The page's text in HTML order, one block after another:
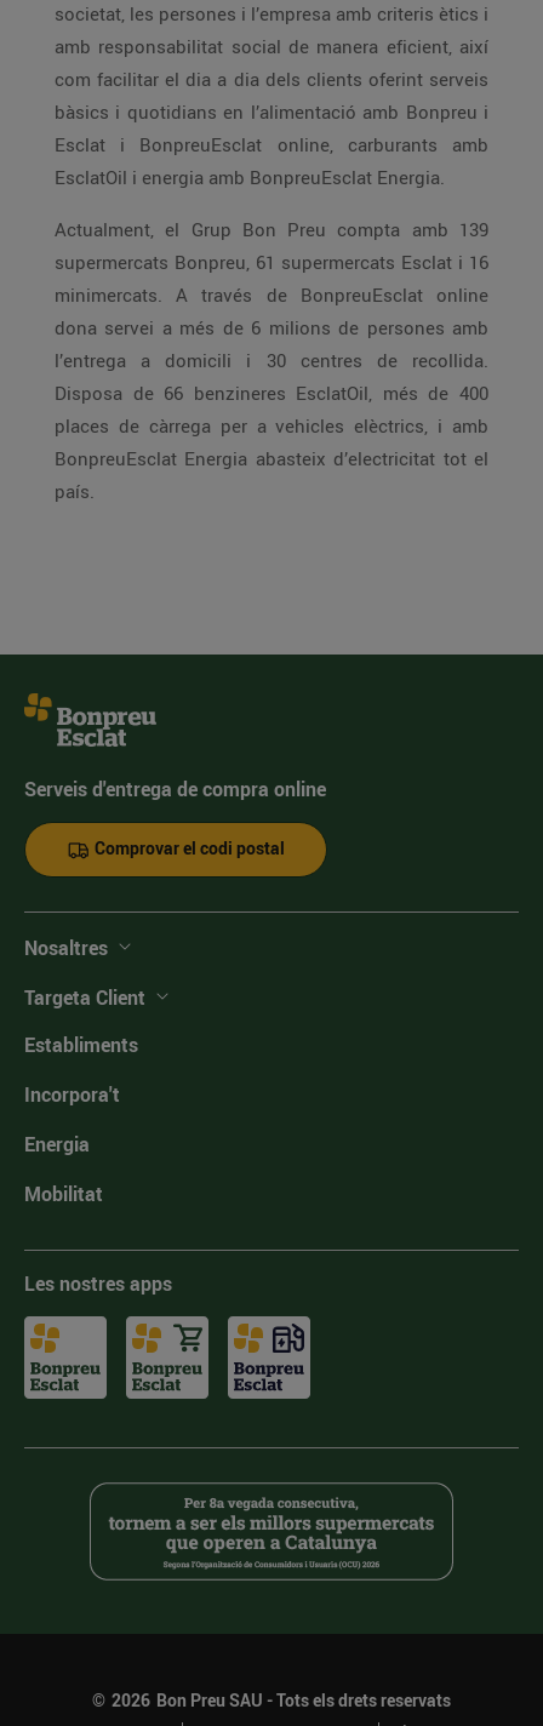
societat, les persones i l’empresa amb criteris ètics i
amb responsabilitat social de manera eficient, així
com facilitar el dia a dia dels clients oferint serveis
bàsics i quotidians en l’alimentació amb Bonpreu i
Esclat i BonpreuEsclat online, carburants amb
EsclatOil i energia amb BonpreuEsclat Energia.
Actualment, el Grup Bon Preu compta amb 139
supermercats Bonpreu, 61 supermercats Esclat i 16
minimercats. A través de BonpreuEsclat online
dona servei a més de 6 milions de persones amb
l’entrega a domicili i 30 centres de recollida.
Disposa de 66 benzineres EsclatOil, més de 400
places de càrrega per a vehicles elèctrics, i amb
BonpreuEsclat Energia abasteix d’electricitat tot el
país.
Serveis d'entrega de compra online
Comprovar el codi postal
Nosaltres
Targeta Client
Establiments
Incorpora't
Energia
Mobilitat
Les nostres apps
© 2026 Bon Preu SAU - Tots els drets reservats